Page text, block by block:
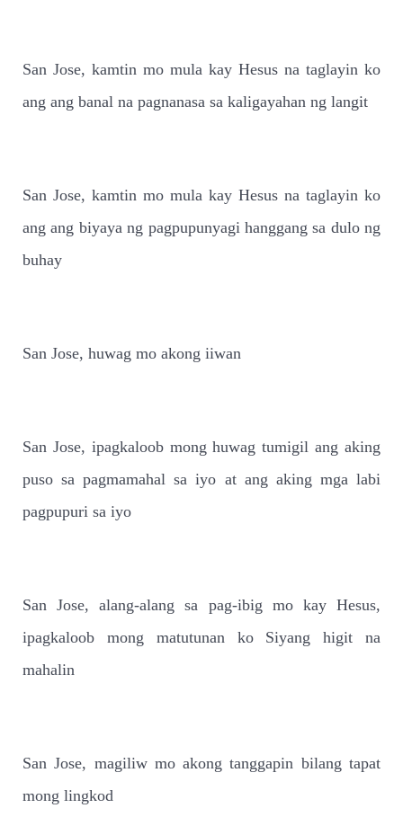
San Jose, kamtin mo mula kay Hesus na taglayin ko
ang ang banal na pagnanasa sa kaligayahan ng langit
San Jose, kamtin mo mula kay Hesus na taglayin ko
ang ang biyaya ng pagpupunyagi hanggang sa dulo ng
buhay
San Jose, huwag mo akong iiwan
San Jose, ipagkaloob mong huwag tumigil ang aking
puso sa pagmamahal sa iyo at ang aking mga labi
pagpupuri sa iyo
San Jose, alang-alang sa pag-ibig mo kay Hesus,
ipagkaloob mong matutunan ko Siyang higit na
mahalin
San Jose, magiliw mo akong tanggapin bilang tapat
mong lingkod